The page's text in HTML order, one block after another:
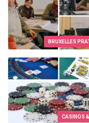
BRUXELLES
CASINOS
Comment vivre une